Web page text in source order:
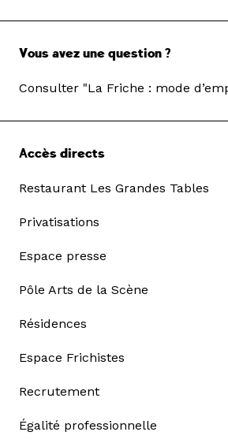
Vous avez une question ?
Consulter "La Friche : mode
Accès directs
Restaurant Les Grandes Tables
Privatisations
Espace presse
Pôle Arts de la Scène
Résidences
Espace Frichistes
Recrutement
Égalité professionnelle